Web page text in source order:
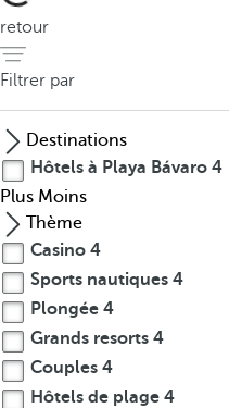
retour
Filtrer par
Destinations
Hôtels à Playa Bávaro 4
Plus Moins
Thème
Casino 4
Sports nautiques 4
Plongée 4
Grands resorts 4
Couples 4
Hôtels de plage 4